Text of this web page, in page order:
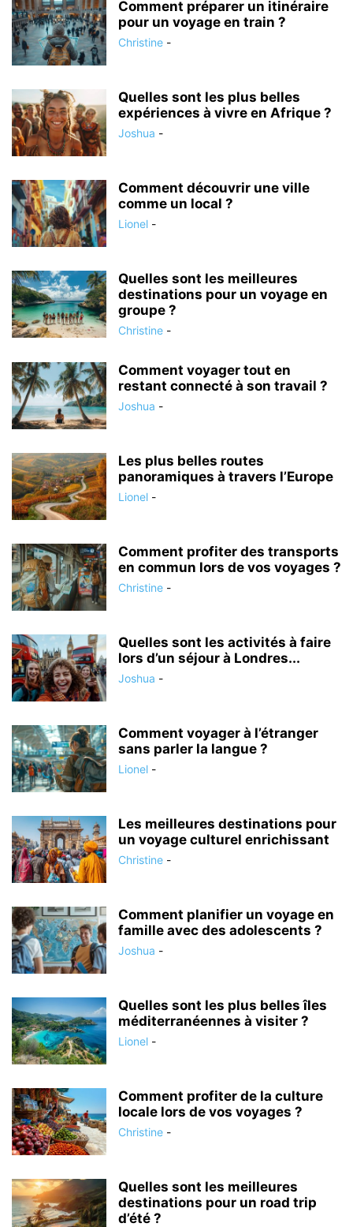
Comment préparer un itinéraire
pour un voyage en train ?
Christine -
Quelles sont les plus belles
expériences à vivre en Afrique ?
Joshua -
Comment découvrir une ville
comme un local ?
Lionel -
Quelles sont les meilleures
destinations pour un voyage en
groupe ?
Christine -
Comment voyager tout en
restant connecté à son travail ?
Joshua -
Les plus belles routes
panoramiques à travers l’Europe
Lionel -
Comment profiter des transports
en commun lors de vos voyages ?
Christine -
Quelles sont les activités à faire
lors d’un séjour à Londres...
Joshua -
Comment voyager à l’étranger
sans parler la langue ?
Lionel -
Les meilleures destinations pour
un voyage culturel enrichissant
Christine -
Comment planifier un voyage en
famille avec des adolescents ?
Joshua -
Quelles sont les plus belles îles
méditerranéennes à visiter ?
Lionel -
Comment profiter de la culture
locale lors de vos voyages ?
Christine -
Quelles sont les meilleures
destinations pour un road trip
d’été ?